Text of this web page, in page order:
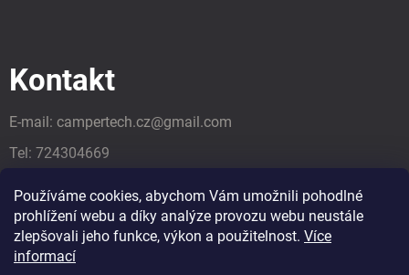
Používáme cookies, abychom Vám umožnili pohodlné
prohlížení webu a díky analýze provozu webu neustále
zlepšovali jeho funkce, výkon a použitelnost. Více
informací
Kontakt
E-mail: campertech.cz@gmail.com
Tel: 724304669